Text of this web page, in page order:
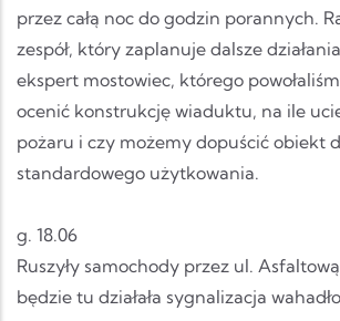
przez całą noc do godzin porannych.
zespół, który zaplanuje dalsze
ekspert mostowiec, którego
ocenić konstrukcję wiaduktu, na ile
pożaru i czy możemy dopuścić obiekt
standardowego użytkowania.
g. 18.06
Ruszyły samochody przez ul.
będzie tu działała sygnalizacja